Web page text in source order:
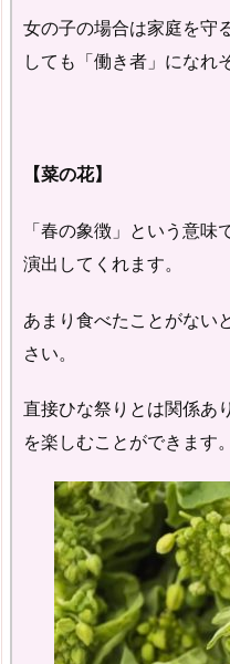
女の子の場合は家庭を守
しても「働き者」になれ
【菜の花】
「春の象徴」という意
演出してくれます。
あまり食べたことがない
さい。
直接ひな祭りとは関係あ
を楽しむことができます。